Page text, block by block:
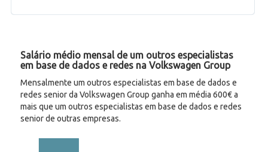
Salário médio mensal de um outros especialistas
em base de dados e redes na Volkswagen Group
Mensalmente um outros especialistas em base de dados e
redes senior da Volkswagen Group ganha em média 600€ a
mais que um outros especialistas em base de dados e redes
senior de outras empresas.